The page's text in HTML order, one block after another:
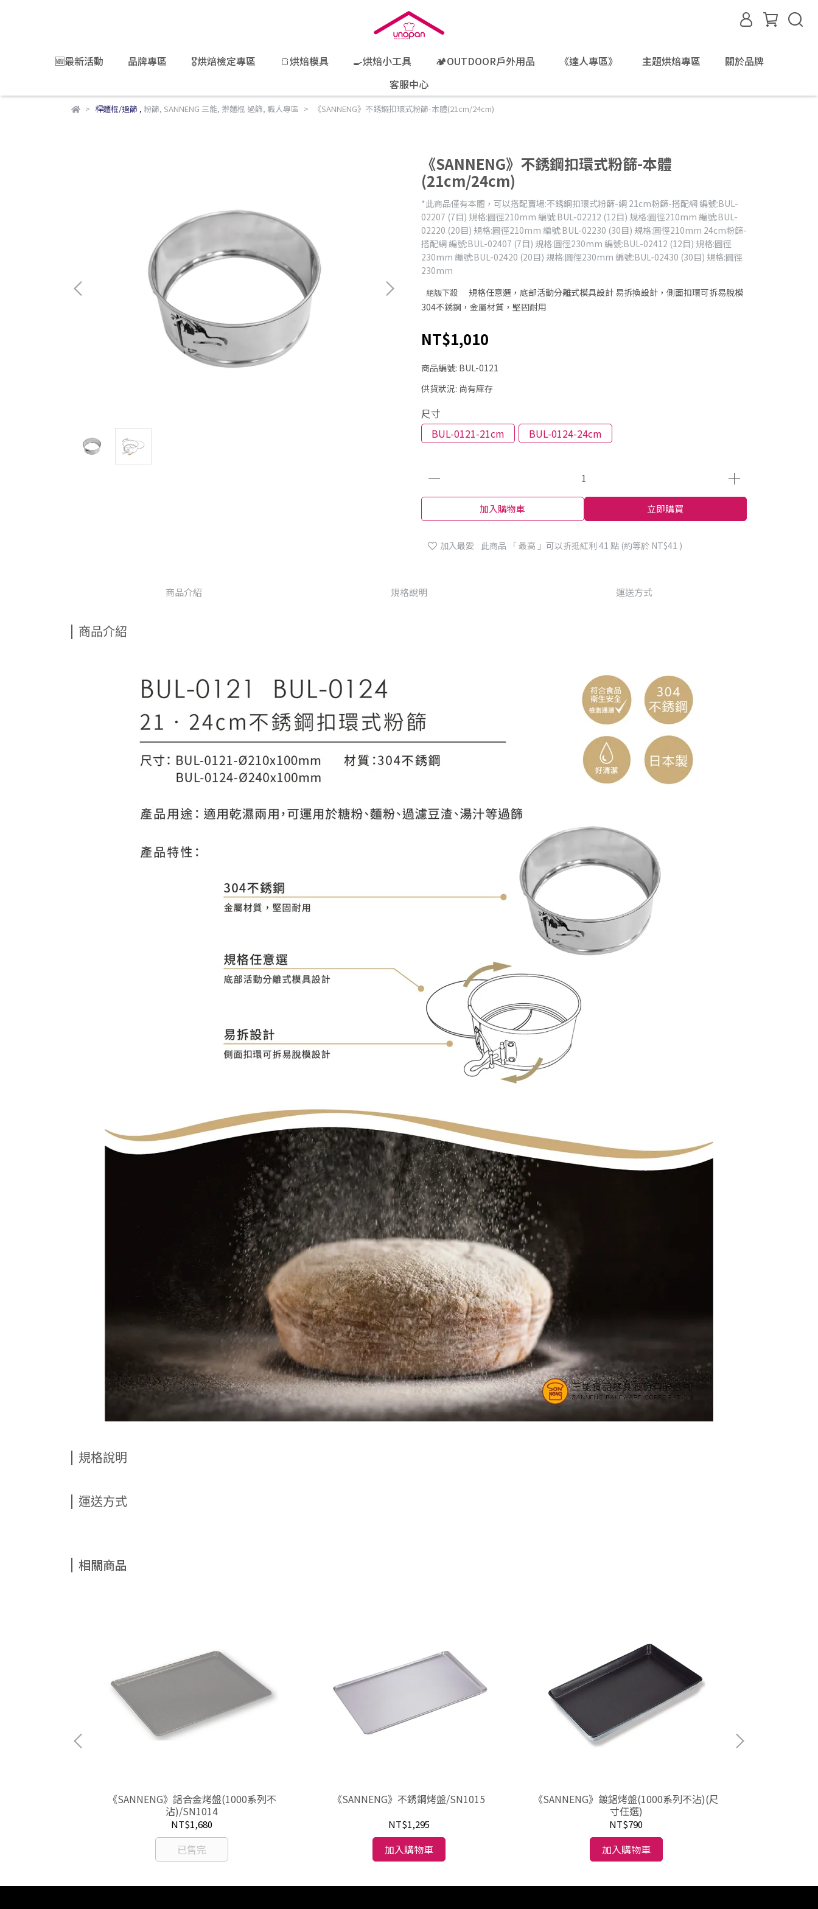
🆕最新活動 品牌專區 🎖️烘焙檢定專區 🍞烘焙模具 🍳烘焙小工具 🏕️OUTDOOR戶外用品 《達人專區》 主題烘焙專區
關於品牌
客服中心
桿麵棍/過篩 , 粉篩, SANNENG 三能, 擀麵棍 過篩, 職人專區 《SANNENG》不銹鋼扣環式粉篩-本體(21cm/24cm)
《SANNENG》不銹鋼扣環式粉篩-本體
(21cm/24cm)
*此商品僅有本體，可以搭配賣場:不銹鋼扣環式粉篩-網 21cm粉篩-搭配網 編號:BUL-
02207 (7目) 規格:圓徑210mm 編號:BUL-02212 (12目) 規格:圓徑210mm 編號:BUL-
02220 (20目) 規格:圓徑210mm 編號:BUL-02230 (30目) 規格:圓徑210mm 24cm粉篩-
搭配網 編號:BUL-02407 (7目) 規格:圓徑230mm 編號:BUL-02412 (12目) 規格:圓徑
230mm 編號:BUL-02420 (20目) 規格:圓徑230mm 編號:BUL-02430 (30目) 規格:圓徑
230mm
絕版下殺
規格任意選，底部活動分離式模具設計 易拆換設計，側面扣環可拆易脫模
304不銹鋼，金屬材質，堅固耐用
NT$1,010
商品編號: BUL-0121
供貨狀況: 尚有庫存
尺寸
BUL-0121-21cm
BUL-0124-24cm
加入購物車 立即購買
加入最愛 此商品 「 最高 」可以折抵紅利 41 點 (約等於 NT$41 )
商品介紹 規格說明 運送方式
商品介紹
規格說明
運送方式
相關商品
《SANNENG》鋁合金烤盤(1000系列不
沾)/SN1014
NT$1,680
已售完
《SANNENG》不銹鋼烤盤/SN1015
NT$1,295
加入購物車
《SANNENG》鍍鋁烤盤(1000系列不沾)(尺
寸任選)
NT$790
加入購物車